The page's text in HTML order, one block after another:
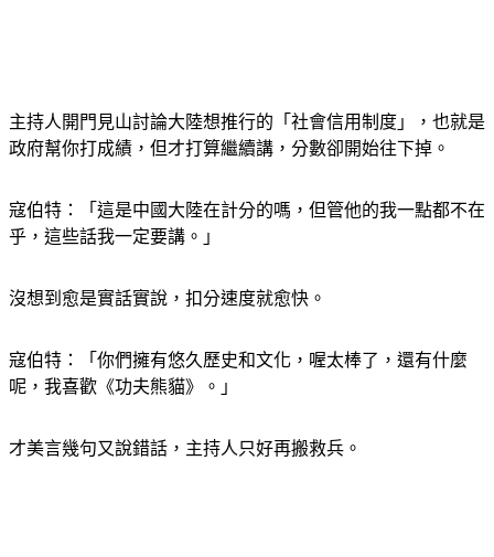
主持人開門見山討論大陸想推行的「社會信用制度」，也就是
政府幫你打成績，但才打算繼續講，分數卻開始往下掉。
寇伯特：「這是中國大陸在計分的嗎，但管他的我一點都不在
乎，這些話我一定要講。」
沒想到愈是實話實說，扣分速度就愈快。
寇伯特：「你們擁有悠久歷史和文化，喔太棒了，還有什麼
呢，我喜歡《功夫熊貓》。」
才美言幾句又說錯話，主持人只好再搬救兵。